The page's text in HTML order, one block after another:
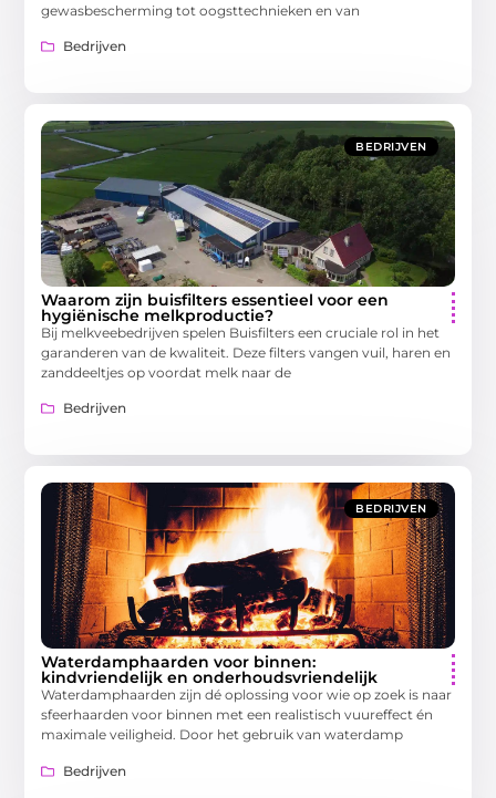
gewasbescherming tot oogsttechnieken en van
Bedrijven
BEDRIJVEN
Waarom zijn buisfilters essentieel voor een
hygiënische melkproductie?
Bij melkveebedrijven spelen Buisfilters een cruciale rol in het
garanderen van de kwaliteit. Deze filters vangen vuil, haren en
zanddeeltjes op voordat melk naar de
Bedrijven
BEDRIJVEN
Waterdamphaarden voor binnen:
kindvriendelijk en onderhoudsvriendelijk
Waterdamphaarden zijn dé oplossing voor wie op zoek is naar
sfeerhaarden voor binnen met een realistisch vuureffect én
maximale veiligheid. Door het gebruik van waterdamp
Bedrijven